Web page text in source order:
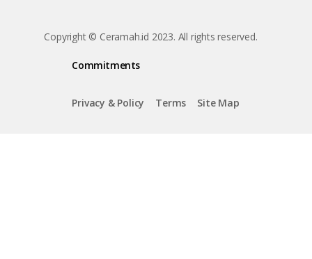
Copyright © Ceramah.id 2023. All rights reserved.
Commitments
Privacy & Policy Terms Site Map